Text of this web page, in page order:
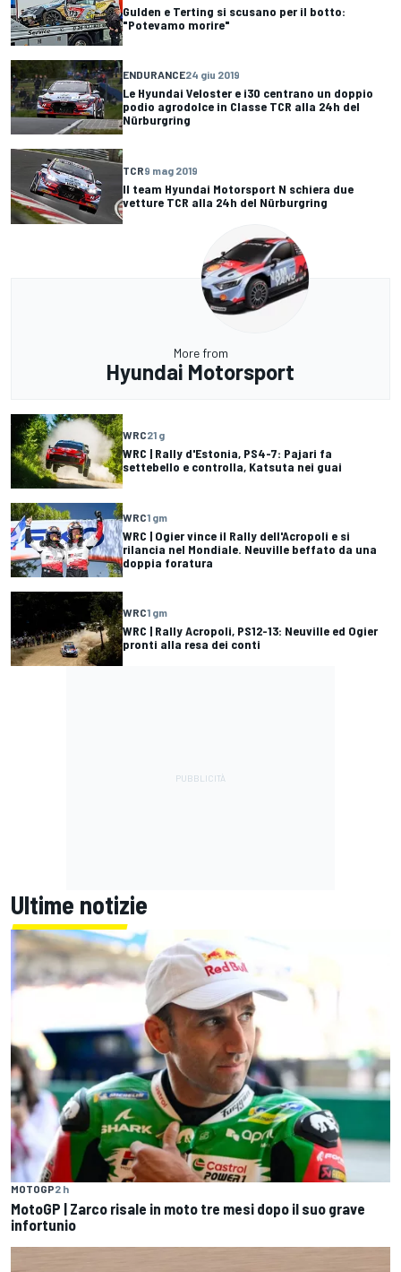
Gulden e Terting si scusano per il botto:
"Potevamo morire"
ENDURANCE24 giu 2019
Le Hyundai Veloster e i30 centrano un doppio
podio agrodolce in Classe TCR alla 24h del
Nürburgring
TCR9 mag 2019
Il team Hyundai Motorsport N schiera due
vetture TCR alla 24h del Nürburgring
More from
Hyundai Motorsport
WRC21 g
WRC | Rally d'Estonia, PS4-7: Pajari fa
settebello e controlla, Katsuta nei guai
WRC1 gm
WRC | Ogier vince il Rally dell'Acropoli e si
rilancia nel Mondiale. Neuville beffato da una
doppia foratura
WRC1 gm
WRC | Rally Acropoli, PS12-13: Neuville ed Ogier
pronti alla resa dei conti
Ultime notizie
MOTOGP2 h
MotoGP | Zarco risale in moto tre mesi dopo il suo grave
infortunio